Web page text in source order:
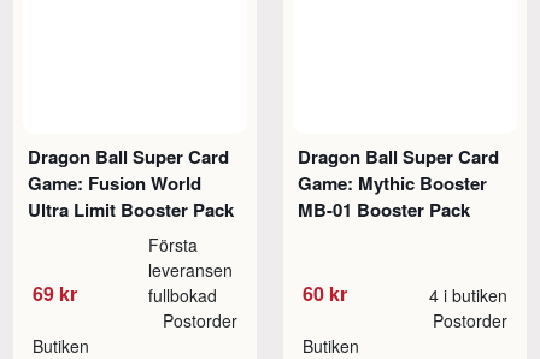
Dragon Ball Super Card
Game: Fusion World
Ultra Limit Booster Pack
69 kr
Första
leveransen
fullbokad
Butiken
Postorder
Dragon Ball Super Card
Game: Mythic Booster
MB-01 Booster Pack
60 kr 4 i butiken
Butiken
Postorder